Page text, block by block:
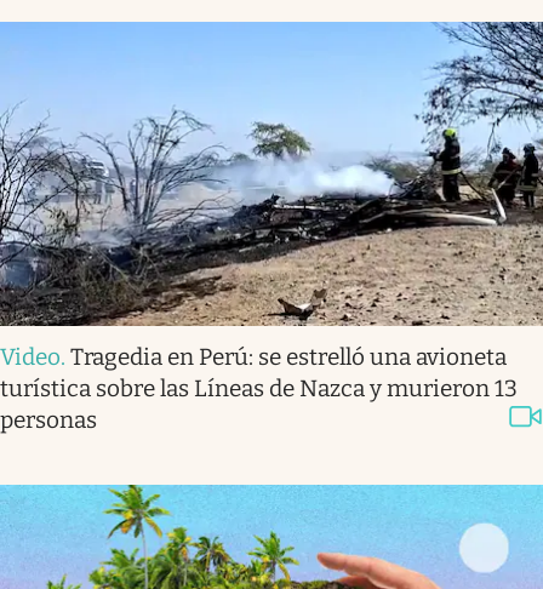
Video. Tragedia en Perú: se estrelló una avioneta
turística sobre las Líneas de Nazca y murieron 13
personas